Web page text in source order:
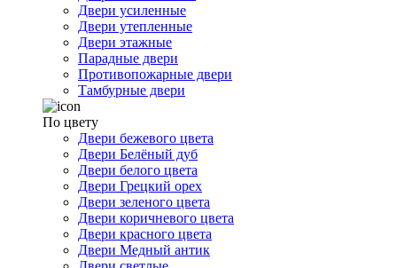
Двери усиленные
Двери утепленные
Двери этажные
Парадные двери
Противопожарные двери
Тамбурные двери
По цвету
Двери бежевого цвета
Двери Белёный дуб
Двери белого цвета
Двери Грецкий орех
Двери зеленого цвета
Двери коричневого цвета
Двери красного цвета
Двери Медный антик